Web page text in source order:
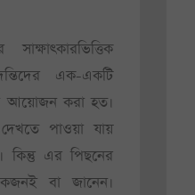
এক-একটি
আয়োজন করা হত।
পাওয়া যায়
কিন্তু এর পিছনের
বা জানেন।